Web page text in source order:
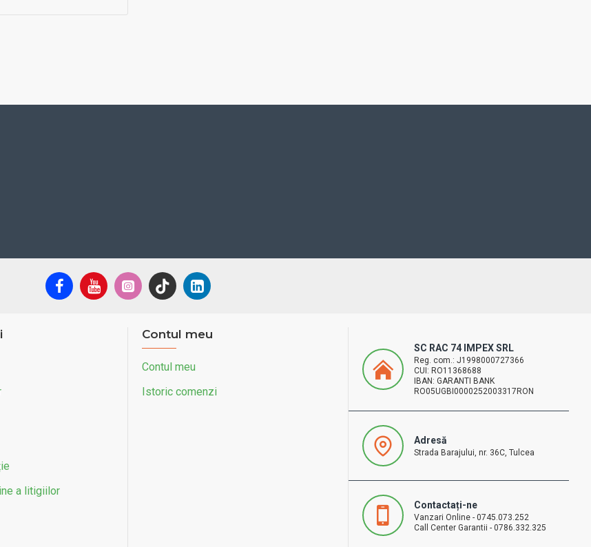
a litigiilor
Contul meu
Contul meu
Istoric comenzi
SC RAC 74 IMPEX SRL
Reg. com.: J1998000727366
CUI: RO11368688
IBAN: GARANTI BANK
RO05UGBI0000252003317RON
Adresă
Strada Barajului, nr. 36C, Tulcea
Contactați-ne
Vanzari Online - 0745.073.252
Call Center Garantii - 0786.332.325